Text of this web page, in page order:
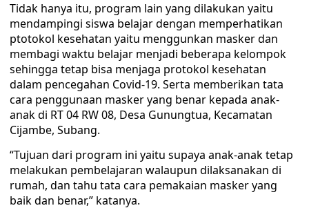
Tidak hanya itu, program lain yang dilakukan yaitu
mendampingi siswa belajar dengan memperhatikan
ptotokol kesehatan yaitu menggunkan masker dan
membagi waktu belajar menjadi beberapa kelompok
sehingga tetap bisa menjaga protokol kesehatan
dalam pencegahan Covid-19. Serta memberikan tata
cara penggunaan masker yang benar kepada anak-
anak di RT 04 RW 08, Desa Gunungtua, Kecamatan
Cijambe, Subang.
“Tujuan dari program ini yaitu supaya anak-anak tetap
melakukan pembelajaran walaupun dilaksanakan di
rumah, dan tahu tata cara pemakaian masker yang
baik dan benar,” katanya.